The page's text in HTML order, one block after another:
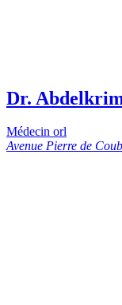
Dr.
Médecin orl
Avenue Pierre de